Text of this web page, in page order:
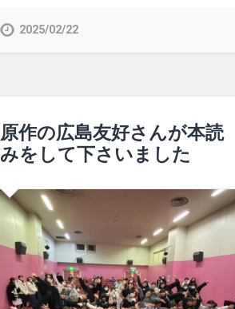
2025/02/22
原作の広島友好さんが本読
みをして下さいました